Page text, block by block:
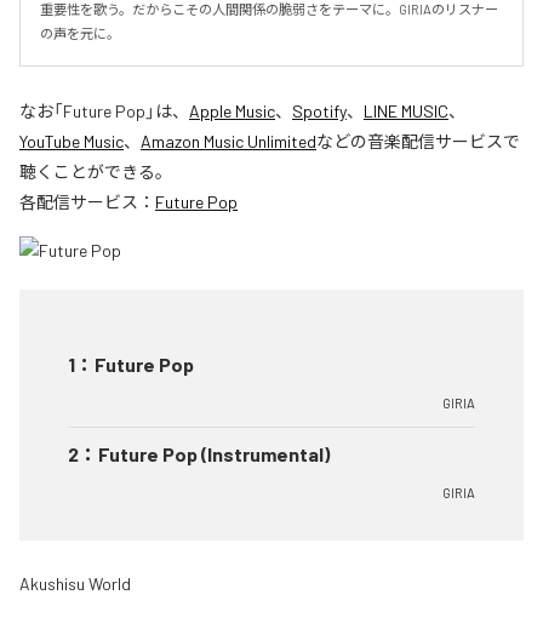
重要性を歌う。だからこその人間関係の脆弱さをテーマに。GIRIAのリスナー
の声を元に。
なお「Future Pop 」は、 Apple Music、 Spotify、 LINE MUSIC、
YouTube Music、 Amazon Music Unlimitedなどの音楽配信サービスで
聴くことができる。
各配信サービス： Future Pop
1 ： Future Pop
GIRIA
2 ： Future Pop (Instrumental)
GIRIA
Akushisu World